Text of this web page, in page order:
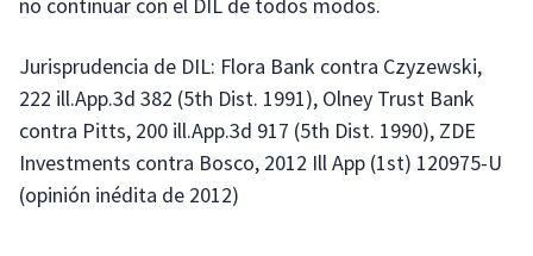
Jurisprudencia de DIL: Flora Bank contra Czyzewski,
222 ill.App.3d 382 (5th Dist. 1991), Olney Trust Bank
contra Pitts, 200 ill.App.3d 917 (5th Dist. 1990), ZDE
Investments contra Bosco, 2012 Ill App (1st) 120975-U
(opinión inédita de 2012)